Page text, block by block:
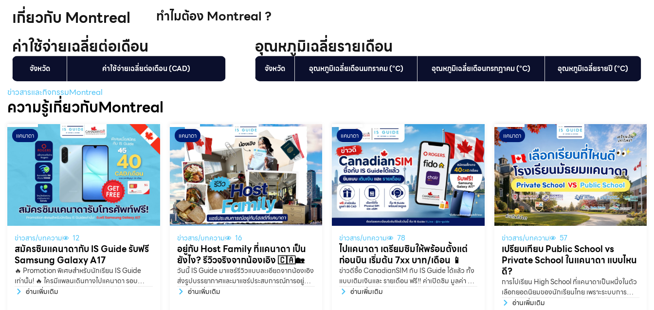
เกี่ยวกับ Montreal ทําไมต้อง Montreal ?
ค่าใช้จ่ายเฉลี่ยต่อเดือน
จังหวัด ค่าใช้จ่ายเฉลี่ยต่อเดือน (CAD)
อุณหภูมิเฉลี่ยรายเดือน
จังหวัด อุณหภูมิเฉลี่ยเดือนมกราคม (°C) อุณหภูมิเฉลี่ยเดือนกรกฎาคม (°C) อุณหภูมิเฉลี่ยรายปี (°C)
ข่าวสารและกิจกรรมMontreal
ความรู้เกี่ยวกับMontreal
แคนาดา
ข่าวสาร/บทความ 12
สมัครซิมแคนาดากับ IS Guide รับฟรี
Samsung Galaxy A17
🔥 Promotion พิเศษสำหรับนักเรียน IS Guide
เท่านั้น! 🔥 ใครมีแพลนเดินทางไปแคนาดา รอบ
September 2026 สมัครแพ็กเกจนี้ รับโทรศัพท์ฟรี
อ่านเพิ่มเติม
แคนาดา
ข่าวสาร/บทความ 16
อยู่กับ Host Family ที่แคนาดา เป็น
ยังไง? รีวิวจริงจากน้องเอิง 🇨🇦🏡
วันนี้ IS Guide มาแชร์รีวิวแบบละเอียดจากน้องเอิง
ส่งรูปบรรยากาศและมาแชร์ประสบการณ์การอยู่กับ
Host Family ที่แคนาดามาให้ชมกันค่ะ โฮสต์เป็น
อ่านเพิ่มเติม
แคนาดา
ข่าวสาร/บทความ 78
ไปแคนาดา เตรียมซิมให้พร้อมตั้งแต่
ก่อนบิน เริ่มต้น 7xx บาท/เดือน 📱
ข่าวดีซื้อ CanadianSIM กับ IS Guide ได้แล้ว ทั้ง
แบบเติมเงินและ รายเดือน ฟรี‼️ ค่าเปิดซิม มูลค่า 80
CAD (~1,920 บาท)
อ่านเพิ่มเติม
แคนาดา
ข่าวสาร/บทความ 57
เปรียบเทียบ Public School vs
Private School ในแคนาดา แบบไหน
ดี?
การไปเรียน High School ที่แคนาดาเป็นหนึ่งในตัว
เลือกยอดนิยมของนักเรียนไทย เพราะระบบการ
ศึกษาที่มีคุณภาพ ปลอดภัย และช่วยให้นักเรียนได้
อ่านเพิ่มเติม